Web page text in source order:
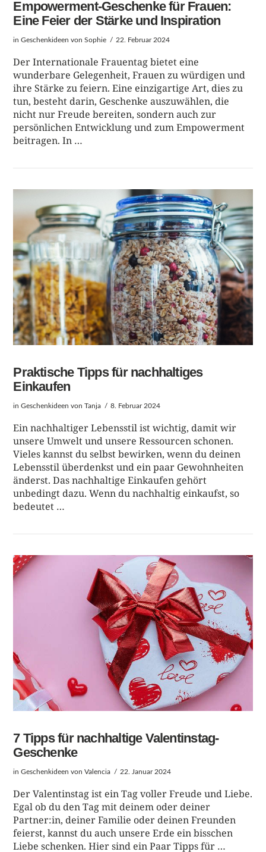
BEITRAG LESEN
Empowerment-Geschenke für Frauen:
Eine Feier der Stärke und Inspiration
inGeschenkideen von Sophie 22. Februar 2024
Der Internationale Frauentag bietet eine
wunderbare Gelegenheit, Frauen zu würdigen und
ihre Stärke zu feiern. Eine einzigartige Art, dies zu
tun, besteht darin, Geschenke auszuwählen, die
nicht nur Freude bereiten, sondern auch zur
persönlichen Entwicklung und zum Empowerment
beitragen. In …
BEITRAG LESEN
Praktische Tipps für nachhaltiges
Einkaufen
inGeschenkideen von Tanja 8. Februar 2024
Ein nachhaltiger Lebensstil ist wichtig, damit wir
unsere Umwelt und unsere Ressourcen schonen.
Vieles kannst du selbst bewirken, wenn du deinen
Lebensstil überdenkst und ein paar Gewohnheiten
änderst. Das nachhaltige Einkaufen gehört
unbedingt dazu. Wenn du nachhaltig einkaufst, so
bedeutet …
7 Tipps für nachhaltige Valentinstag-
Geschenke
inGeschenkideen von Valencia 22. Januar 2024
Der Valentinstag ist ein Tag voller Freude und Liebe.
Egal ob du den Tag mit deinem oder deiner
Partner:in, deiner Familie oder deinen Freunden
feierst, kannst du auch unsere Erde ein bisschen
Liebe schenken. Hier sind ein Paar Tipps für …